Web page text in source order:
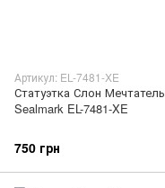
Артикул: EL-7481-XE
Статуэтка Слон Мечтатель
Sealmark EL-7481-XE
750 грн